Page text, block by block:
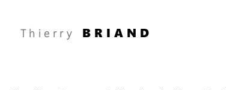
Thierry BRIAND